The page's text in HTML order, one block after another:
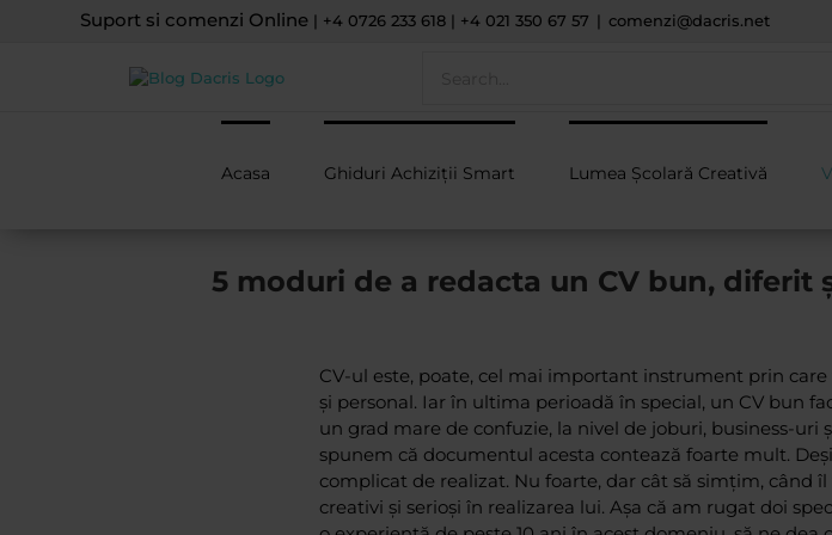
Suport si comenzi Online | +4 0726 233 618 | +4 021 350 67 57 | comenzi@dacris.net
Acasa Ghiduri Achiziții Smart Lumea Școlară Creativă
5 moduri de a redacta un CV bun,
CV-ul este, poate, cel mai important instrument prin
și personal. Iar în ultima perioadă în special, un CV bun
un grad mare de confuzie, la nivel de joburi, business-uri
spunem că documentul acesta contează foarte mult.
complicat de realizat. Nu foarte, dar cât să simțim, când
creativi și serioși în realizarea lui. Așa că am rugat doi